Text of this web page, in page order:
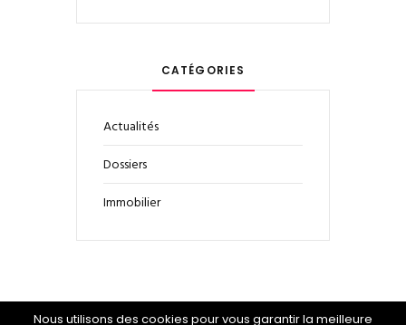
CATÉGORIES
Actualités
Dossiers
Immobilier
Nous utilisons des cookies pour vous garantir la meilleure